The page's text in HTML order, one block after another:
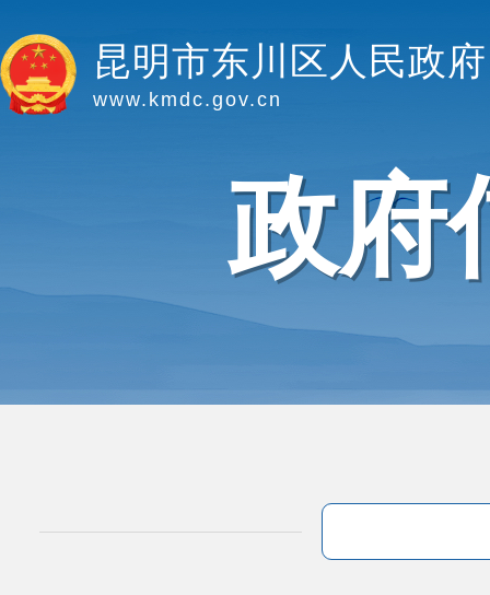
昆明市东川区人民政府
www.kmdc.gov.cn
政府